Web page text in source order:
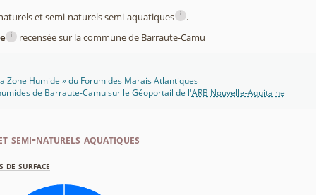
et semi-naturels semi-aquatiques i
.
i recensée sur la commune de Barraute-Camu
Zone Humide » du Forum des Marais Atlantiques
de Barraute-Camu sur le Géoportail de l'ARB Nouvelle-Aquitaine
semi-naturels aquatiques
de surface